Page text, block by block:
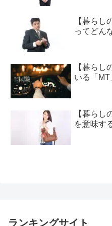
【暮らし
ってどん
【暮らし
いる「MT
【暮らし
を意味す
ランキングサイト